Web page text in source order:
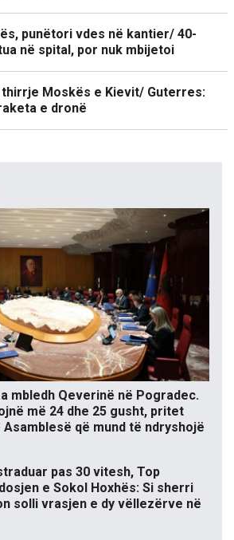
punëtori vdes në kantier/ 40-
në spital, por nuk mbijetoi
thirrje Moskës e Kievit/ Guterres:
e dronë
mbledh Qeverinë në Pogradec.
më 24 dhe 25 gusht, pritet
Asamblesë që mund të ndryshojë
pas 30 vitesh, Top
e Sokol Hoxhës: Si sherri
solli vrasjen e dy vëllezërve në